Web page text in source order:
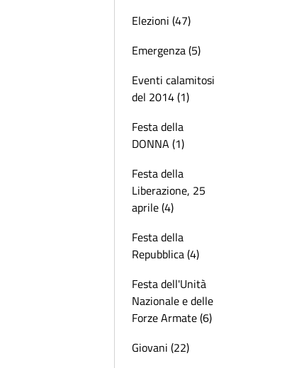
Elezioni (47)
Emergenza (5)
Eventi calamitosi
del 2014 (1)
Festa della
DONNA (1)
Festa della
Liberazione, 25
aprile (4)
Festa della
Repubblica (4)
Festa dell'Unità
Nazionale e delle
Forze Armate (6)
Giovani (22)